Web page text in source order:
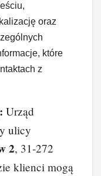
oraz
które
z
Urząd
ulicy
2, 31-272
klienci mogą